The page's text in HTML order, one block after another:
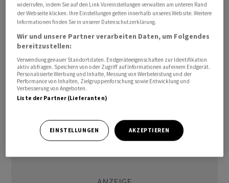
von fast drei Prozent schmolzen deutlich ab. Am
Nachmittag stand das Papier noch mit 0,3 Prozent im
Minus. Der Kurs hat allerdings allein in diesem Jahr
bereits um mehr als ein Drittel zugelegt. Schon im
vergangenen Jahr hatte die anziehende Nachfrage nach
Rüstungsgütern der Aktie massiv Schub beschert. Auch
die Bundeswehr stockt seit Ausbruch des Ukraine-
Kriegs ihre lückenhaften Bestände auf.
widerrufen, indem Sie auf den Link Voreinstellungen verwalten am unteren Rand
der Webseite klicken. Ihre Einstellungen gelten innerhalb unseres Website. Weitere
Informationen finden Sie in unserer Datenschutzerklärung.
Wir und unsere Partner verarbeiten Daten, um Folgendes
bereitzustellen:
Verwendung genauer Standortdaten. Endgeräteeigenschaften zur Identifikation
aktiv abfragen. Speichern von oder Zugriff auf Informationen auf einem Endgerät.
Personalisierte Werbung und Inhalte, Messung von Werbeleistung und der
Performance von Inhalten, Zielgruppenforschung sowie Entwicklung und
Verbesserung von Angeboten.
Liste der Partner (Lieferanten)
EINSTELLUNGEN AKZEPTIEREN